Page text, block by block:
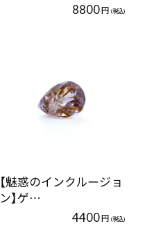
8800円 (税込)
【魅惑のインクルージョ
ン】ゲ…
4400円 (税込)